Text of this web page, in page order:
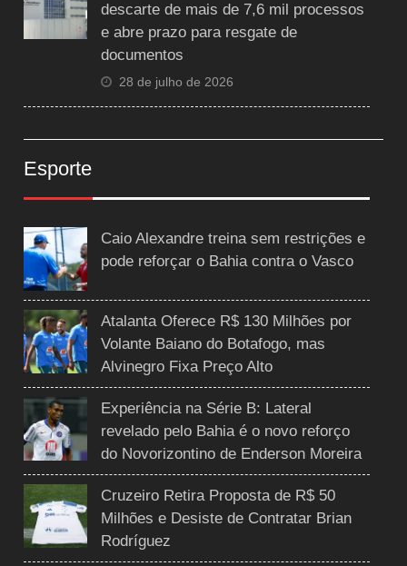
descarte de mais de 7,6 mil processos
e abre prazo para resgate de
documentos
28 de julho de 2026
Esporte
Caio Alexandre treina sem restrições e
pode reforçar o Bahia contra o Vasco
Atalanta Oferece R$ 130 Milhões por
Volante Baiano do Botafogo, mas
Alvinegro Fixa Preço Alto
Experiência na Série B: Lateral
revelado pelo Bahia é o novo reforço
do Novorizontino de Enderson Moreira
Cruzeiro Retira Proposta de R$ 50
Milhões e Desiste de Contratar Brian
Rodríguez